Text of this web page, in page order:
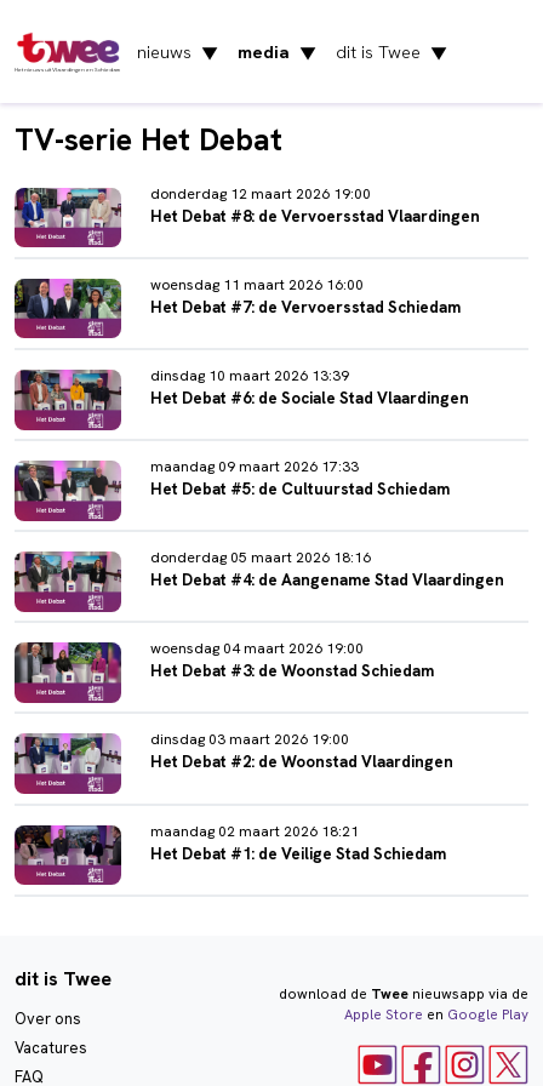
Het nieuws uit Vlaardingen en Schiedam
nieuws ▼ media ▼ dit is Twee ▼
TV-serie Het Debat
donderdag 12 maart 2026 19:00
Het Debat #8: de Vervoersstad Vlaardingen
woensdag 11 maart 2026 16:00
Het Debat #7: de Vervoersstad Schiedam
dinsdag 10 maart 2026 13:39
Het Debat #6: de Sociale Stad Vlaardingen
maandag 09 maart 2026 17:33
Het Debat #5: de Cultuurstad Schiedam
donderdag 05 maart 2026 18:16
Het Debat #4: de Aangename Stad Vlaardingen
woensdag 04 maart 2026 19:00
Het Debat #3: de Woonstad Schiedam
dinsdag 03 maart 2026 19:00
Het Debat #2: de Woonstad Vlaardingen
maandag 02 maart 2026 18:21
Het Debat #1: de Veilige Stad Schiedam
dit is Twee
Over ons
Vacatures
FAQ
download de Tweenieuwsapp via de
Apple Store en Google Play